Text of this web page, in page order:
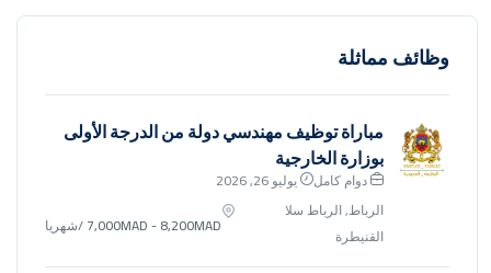
وظائف مماثلة
مباراة توظيف مهندسي دولة من الدرجة الأولى
بوزارة الخارجية
دوام كامل
يوليو 26, 2026
الرباط, الرباط سلا
القنيطرة
7,000MAD - 8,200MAD/شهريا